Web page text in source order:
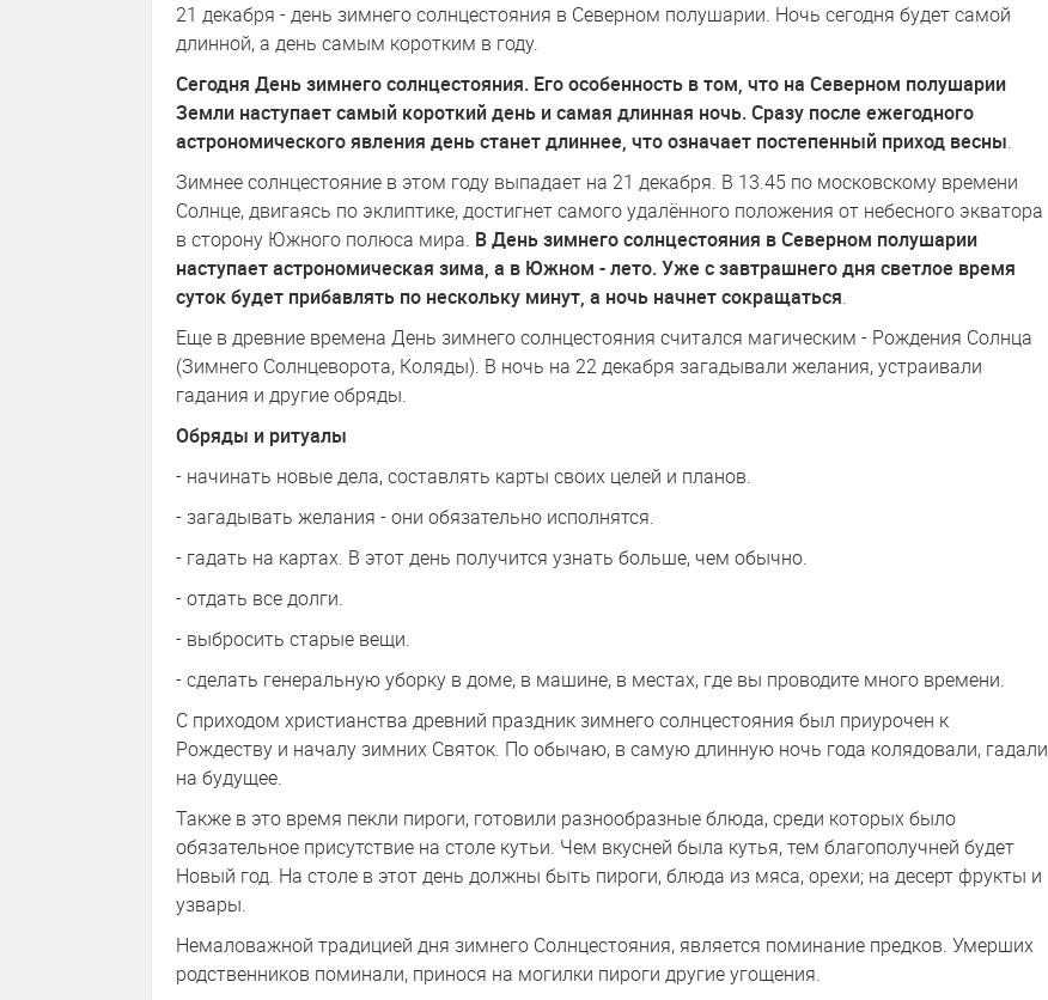
21 декабря - день зимнего солнцестояния в Северном полушарии. Ночь сегодня будет самой
длинной, а день самым коротким в году.
Сегодня День зимнего солнцестояния. Его особенность в том, что на Северном полушарии
Земли наступает самый короткий день и самая длинная ночь. Сразу после ежегодного
астрономического явления день станет длиннее, что означает постепенный приход весны.
Зимнее солнцестояние в этом году выпадает на 21 декабря. В 13.45 по московскому времени
Солнце, двигаясь по эклиптике, достигнет самого удалённого положения от небесного экватора
в сторону Южного полюса мира. В День зимнего солнцестояния в Северном полушарии
наступает астрономическая зима, а в Южном - лето. Уже с завтрашнего дня светлое время
суток будет прибавлять по нескольку минут, а ночь начнет сокращаться.
Еще в древние времена День зимнего солнцестояния считался магическим - Рождения Солнца
(Зимнего Солнцеворота, Коляды). В ночь на 22 декабря загадывали желания, устраивали
гадания и другие обряды.
Обряды и ритуалы
- начинать новые дела, составлять карты своих целей и планов.
- загадывать желания - они обязательно исполнятся.
- гадать на картах. В этот день получится узнать больше, чем обычно.
- отдать все долги.
- выбросить старые вещи.
- сделать генеральную уборку в доме, в машине, в местах, где вы проводите много времени.
С приходом христианства древний праздник зимнего солнцестояния был приурочен к
Рождеству и началу зимних Святок. По обычаю, в самую длинную ночь года колядовали, гадали
на будущее.
Также в это время пекли пироги, готовили разнообразные блюда, среди которых было
обязательное присутствие на столе кутьи. Чем вкусней была кутья, тем благополучней будет
Новый год. На столе в этот день должны быть пироги, блюда из мяса, орехи; на десерт фрукты и
узвары.
Немаловажной традицией дня зимнего Солнцестояния, является поминание предков. Умерших
родственников поминали, принося на могилки пироги другие угощения.